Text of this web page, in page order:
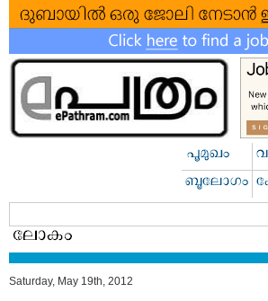
Saturday, May 19th, 2012